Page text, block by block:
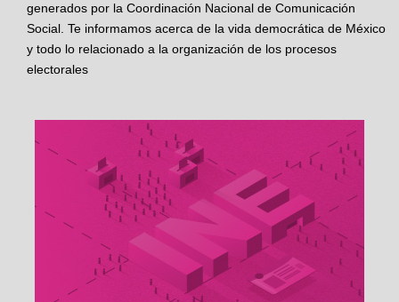
generados por la Coordinación Nacional de Comunicación
Social. Te informamos acerca de la vida democrática de México
y todo lo relacionado a la organización de los procesos
electorales